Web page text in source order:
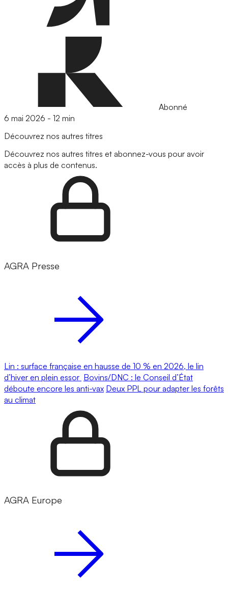
Abonné
6 mai 2026 - 12 min
Découvrez nos autres titres
Découvrez nos autres titres et abonnez-vous pour avoir
accès à plus de contenus.
AGRA Presse
Lin : surface française en hausse de 10 % en 2026, le lin
d’hiver en plein essor Bovins/DNC : le Conseil d’État
déboute encore les anti-vax Deux PPL pour adapter les forêts
au climat
AGRA Europe